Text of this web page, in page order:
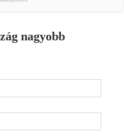
nagyobb